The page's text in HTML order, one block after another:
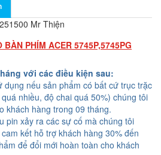
Mr Thiện
PHÍM ACER 5745P,5745PG
với các điều kiện sau:
dụng nếu sản phẩm có bất cứ trục trặc
nhiều, độ chai quá 50%) chúng tôi
khách hàng trong 09 tháng.
pin xảy ra các sự cố mà chúng tôi
kết hỗ trợ khách hàng 30% đến
để đổi mới hoàn toàn cho khách